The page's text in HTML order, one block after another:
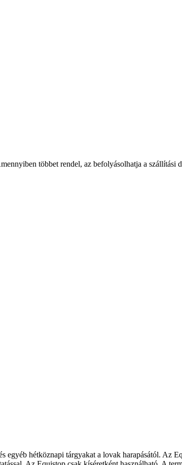
többet rendel, az befolyásolhatja a szállítási
hétköznapi tárgyakat a lovak harapásától. Az